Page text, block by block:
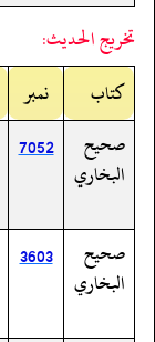
تخريج الحديث:
کتاب
نمبر
صحيح
البخاري
7052
صحيح
البخاري
3603